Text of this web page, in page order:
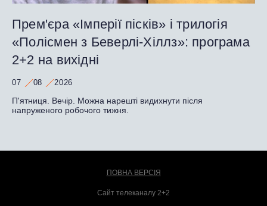
Прем'єра «Імперії пісків» і трилогія
«Полісмен з Беверлі-Хіллз»: програма
2+2 на вихідні
07 08 2026
П'ятниця. Вечір. Можна нарешті видихнути після
напруженого робочого тижня.
ПОВНА ВЕРСІЯ
Сайт телеканалу 2+2